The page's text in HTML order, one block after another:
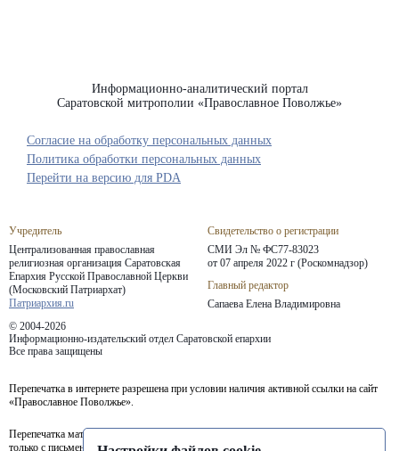
Информационно-аналитический портал
Саратовской митрополии «Православное Поволжье»
Учредитель
Централизованная православная
религиозная организация Саратовская
Епархия Русской Православной Церкви
(Московский Патриархат)
Патриархия.ru
Свидетельство о регистрации
СМИ Эл № ФС77-83023
от 07 апреля 2022 г (Роскомнадзор)
Главный редактор
Сапаева Елена Владимировна
© 2004-2026
Информационно-издательский отдел Саратовской епархии
Все права защищены
Согласие на обработку персональных данных
Политика обработки персональных данных
Перепечатка в интернете разрешена при условии наличия активной ссылки на сайт
«Православное Поволжье».
Перепечатка материалов портала в печатных изданиях (книгах, прессе) возможна
только с письменного разрешения редакции.
Перейти на версию для PDA